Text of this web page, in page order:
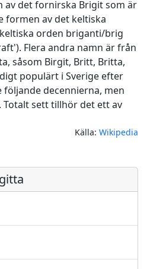
av det fornirska Brigit som är
formen av det keltiska
orden briganti/brig
Flera andra namn är från
såsom Birgit, Britt, Britta,
populärt i Sverige efter
följande decennierna, men
Totalt sett tillhör det ett av
Källa: Wikipedia